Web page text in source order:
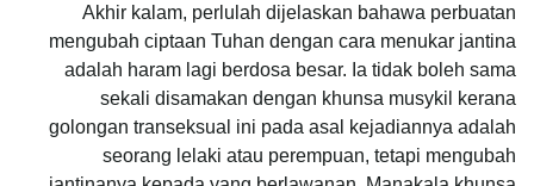
Akhir kalam, perlulah dijelaskan bahawa perbuatan
mengubah ciptaan Tuhan dengan cara menukar jantina
adalah haram lagi berdosa besar. Ia tidak boleh sama
sekali disamakan dengan khunsa musykil kerana
golongan transeksual ini pada asal kejadiannya adalah
seorang lelaki atau perempuan, tetapi mengubah